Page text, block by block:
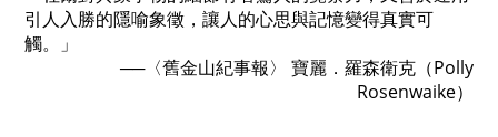
引人入勝的隱喻象徵，讓人的心思與記憶變得真實可
觸。」
──〈舊金山紀事報〉 寶麗．羅森衛克（Polly
Rosenwaike）